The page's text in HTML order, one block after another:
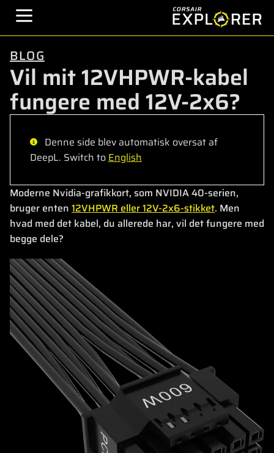
BLOG
Vil mit 12VHPWR-kabel
fungere med 12V-2x6?
Denne side blev automatisk oversat af
DeepL. Switch toEnglish
Moderne Nvidia-grafikkort, som NVIDIA 40-serien,
bruger enten 12VHPWR eller 12V-2x6-stikket. Men
hvad med det kabel, du allerede har, vil det fungere med
begge dele?